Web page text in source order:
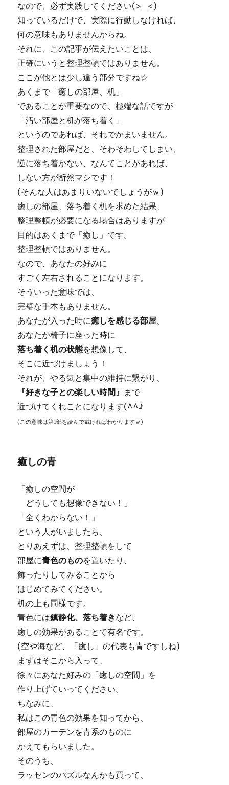
なので、必ず実践してください(>_<)
知っているだけで、実際に行動しなければ、
何の意味もありませんからね。
それに、この記事が伝えたいことは、
正確にいうと整理整頓ではありません。
ここが他とは少し違う部分ですね☆
あくまで「癒しの部屋、机」
であることが重要なので、極端な話ですが
「汚い部屋と机が落ち着く」
というのであれば、それでかまいません。
整理された部屋だと、そわそわしてしまい、
逆に落ち着かない、なんてことがあれば、
しない方が断然マシです！
(そんな人はあまりいないでしょうがｗ)
癒しの部屋、落ち着く机を求めた結果、
整理整頓が必要になる場合はありますが
目的はあくまで「癒し」 です。
整理整頓ではありません。
なので、あなたの好みに
すごく左右されることになります。
そういった意味では、
完璧な手本もありません。
あなたが入った時に癒しを感じる部屋、
あなたが椅子に座った時に
落ち着く机の状態を想像して、
そこに近づけましょう！
それが、やる気と集中の維持に繋がり、
『好きな子との楽しい時間』 まで
近づけてくれことになります(^^♪
(この意味は第1部を読んで戴ければわかりますｗ)
癒しの青
「癒しの空間が
どうしても想像できない！」
「全くわからない！」
という人がいましたら、
とりあえずは、整理整頓をして
部屋に青色のものを置いたり、
飾ったりしてみることから
はじめてみてください。
机の上も同様です。
青色には鎮静化、落ち着きなど、
癒しの効果があることで有名です。
(空や海など、「癒し」の代表も青ですしね)
まずはそこから入って、
徐々にあなた好みの「癒しの空間」を
作り上げていってください。
ちなみに、
私はこの青色の効果を知ってから、
部屋のカーテンを青系のものに
かえてもらいました。
そのうち、
ラッセンのパズルなんかも買って、